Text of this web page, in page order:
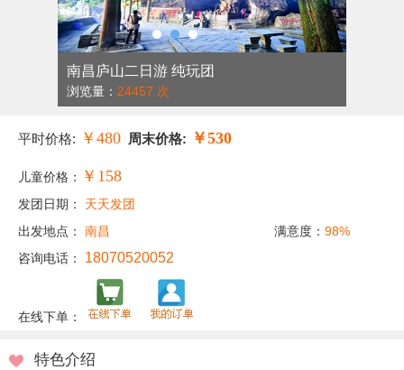
南昌庐山二日游 纯玩团
浏览量： 24457 次
平时价格: ￥480 周末价格: ￥530
儿童价格： ￥158
发团日期： 天天发团
出发地点： 南昌 满意度： 98%
咨询电话： 18070520052
在线下单：
特色介绍